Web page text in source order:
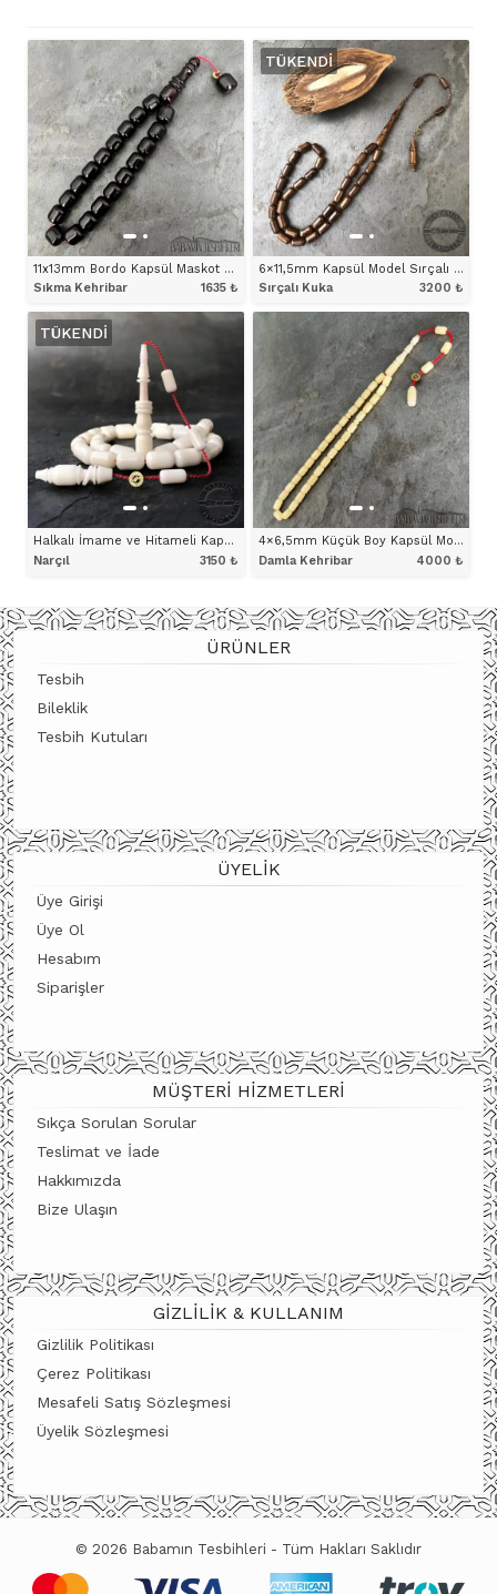
11x13mm Bordo Kapsül Maskot Model Tesbih
Sıkma Kehribar
1635 ₺
ÜRÜNÜ İNCELE
TÜKENDI
6×11,5mm Kapsül Model Sırçalı Kuka Tesbih
Sırçalı Kuka
3200₺
ÜRÜNÜ İNCELE
TÜKENDI
Halkalı İmame ve Hitameli Kapsül Model Narçıl Tesbih
Narçıl
3150 ₺
ÜRÜNÜ İNCELE
4×6,5mm Küçük Boy Kapsül Model Damla Kehribar Tesbih
Damla Kehribar
4000₺
ÜRÜNÜ İNCELE
ÜRÜNLER
Tesbih
Bileklik
Tesbih Kutuları
ÜYELIK
Üye Girişi
Üye Ol
Hesabım
Siparişler
MÜŞTERI HIZMETLERI
Sıkça Sorulan Sorular
Teslimat ve İade
Hakkımızda
Bize Ulaşın
GIZLILIK & KULLANIM
Gizlilik Politikası
Çerez Politikası
Mesafeli Satış Sözleşmesi
Üyelik Sözleşmesi
© 2026 Babamın Tesbihleri - Tüm Hakları Saklıdır